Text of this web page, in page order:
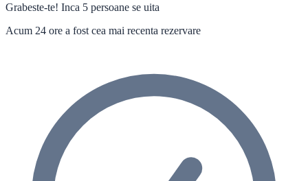
Grabeste-te! Inca 5 persoane se uita
Acum 24 ore a fost cea mai recenta rezervare